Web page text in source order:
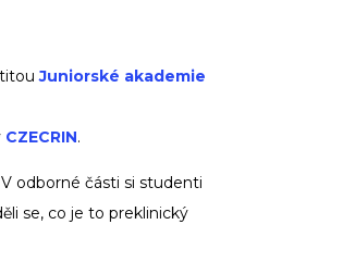
Juniorské akademie
CZECRIN.
odborné části si studenti
se, co je to preklinický